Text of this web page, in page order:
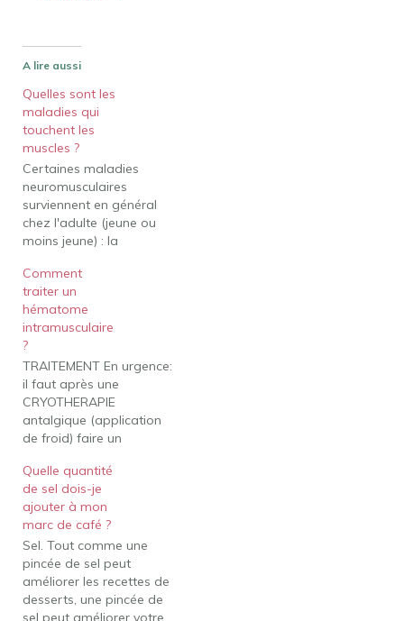
A lire aussi
Quelles sont les
maladies qui
touchent les
muscles ?
Certaines maladies
neuromusculaires
surviennent en général
chez l'adulte (jeune ou
moins jeune) : la
scapulo-humérale, la
dystrophie myotonique
de Steinert, la dystrophie
myotonique de type 2, la
maladie de Charcot-
Marie-Tooth, les
myopathies des
ceintures, les myopathies
distales, la myopathie
GNE, Mais encore, Quels
fibres…
Comment
traiter un
hématome
intramusculaire
?
TRAITEMENT En urgence:
il faut après une
CRYOTHERAPIE
antalgique (application
de froid) faire un
pour éviter que
l'hématome ne
s'aggrave. Le repos
pendant trois jours, le
membre surélevé sera de
mise. Surtout ne pas
masser pendant les
premiers jours. Mais
Quelle quantité
de sel dois-je
ajouter à mon
marc de café ?
Sel. Tout comme une
pincée de sel peut
améliorer les recettes de
desserts, une pincée de
sel peut améliorer votre